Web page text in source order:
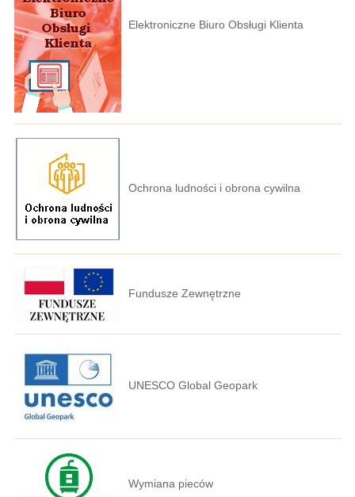
Elektroniczne Biuro Obsługi Klienta
Ochrona ludności i obrona cywilna
Fundusze Zewnętrzne
UNESCO Global Geopark
Wymiana pieców